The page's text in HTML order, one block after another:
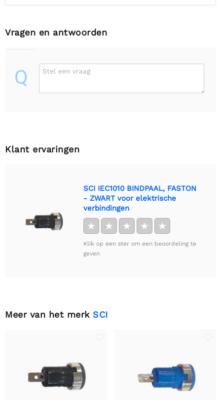
Vragen en antwoorden
Q Stel een vraag
Klant ervaringen
SCI IEC1010 BINDPAAL, FASTON
- ZWART voor elektrische
verbindingen
★ ★ ★ ★ ★
Klik op een ster om een beoordeling te
geven
Meer van het merk SCI